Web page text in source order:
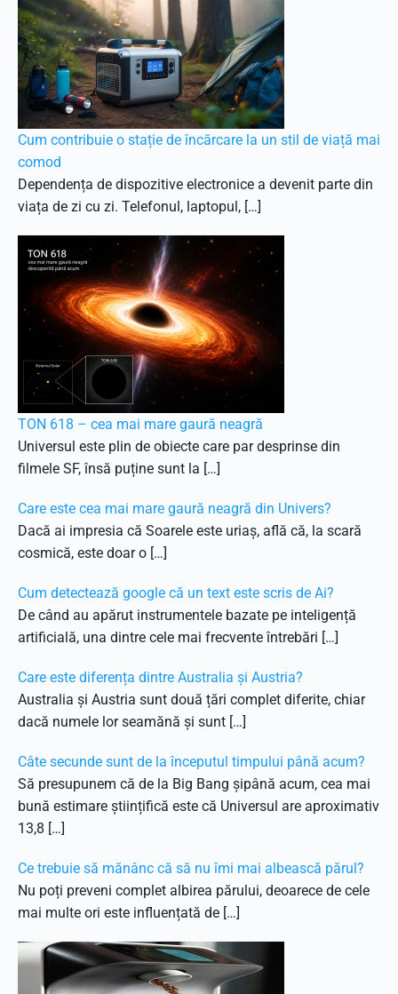
Cum contribuie o stație de încărcare la un stil de viață mai
comod
Dependența de dispozitive electronice a devenit parte din
viața de zi cu zi. Telefonul, laptopul, […]
TON 618 – cea mai mare gaură neagră
Universul este plin de obiecte care par desprinse din
filmele SF, însă puține sunt la […]
Care este cea mai mare gaură neagră din Univers?
Dacă ai impresia că Soarele este uriaș, află că, la scară
cosmică, este doar o […]
Cum detectează google că un text este scris de Ai?
De când au apărut instrumentele bazate pe inteligență
artificială, una dintre cele mai frecvente întrebări […]
Care este diferența dintre Australia și Austria?
Australia și Austria sunt două țări complet diferite, chiar
dacă numele lor seamănă și sunt […]
Câte secunde sunt de la începutul timpului până acum?
Să presupunem că de la Big Bang șipână acum, cea mai
bună estimare științifică este că Universul are aproximativ
13,8 […]
Ce trebuie să mănânc că să nu îmi mai albească părul?
Nu poți preveni complet albirea părului, deoarece de cele
mai multe ori este influențată de […]